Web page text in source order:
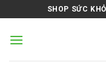
to
content
SHOP SỨC